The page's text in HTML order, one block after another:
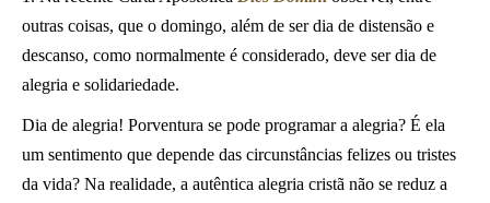
outras coisas, que o domingo, além de ser dia de distensão e
descanso, como normalmente é considerado, deve ser dia de
alegria e solidariedade.
Dia de alegria! Porventura se pode programar a alegria? É ela
um sentimento que depende das circunstâncias felizes ou tristes
da vida? Na realidade, a autêntica alegria cristã não se reduz a